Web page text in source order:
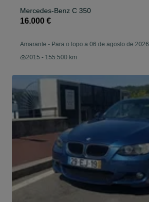
Mercedes-Benz C 350
16.000 €
Amarante - Para o topo a 06 de agosto de 2026
2015 - 155.500 km